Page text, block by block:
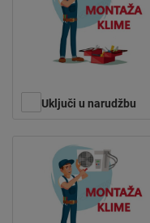
Uključi u narudžbu